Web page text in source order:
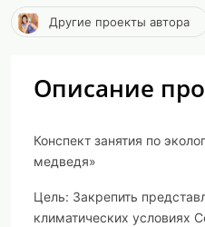
Другие проекты автора
Описание
Конспект занятия по
медведя»
Цель: Закрепить
климатических условиях